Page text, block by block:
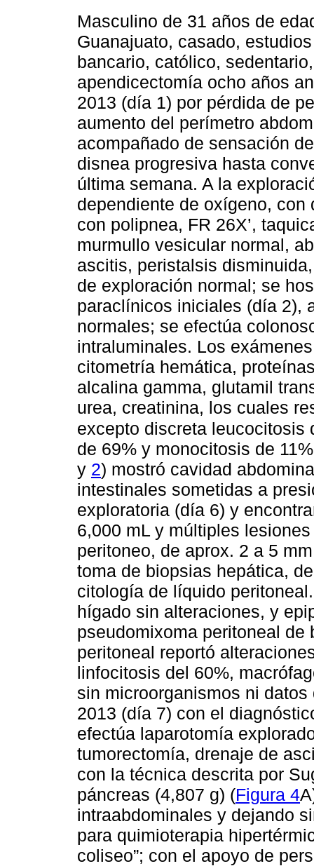
Masculino de 31 años de
Guanajuato, casado,
bancario, católico,
apendicectomía ocho años
2013 (día 1) por pérdida de
aumento del perímetro
acompañado de sensación
disnea progresiva hasta
última semana. A la
dependiente de oxígeno,
con polipnea, FR 26X’,
murmullo vesicular normal,
ascitis, peristalsis
de exploración normal; se
paraclínicos iniciales (día 2),
normales; se efectúa
intraluminales. Los
citometría hemática,
alcalina gamma, glutamil
urea, creatinina, los cuales
excepto discreta leucocitosis
de 69% y monocitosis de
y 2) mostró cavidad
intestinales sometidas a
exploratoria (día 6) y
6,000 mL y múltiples
peritoneo, de aprox. 2 a 5
toma de biopsias hepática,
citología de líquido
hígado sin alteraciones, y
pseudomixoma peritoneal
peritoneal reportó
linfocitosis del 60%,
sin microorganismos ni
2013 (día 7) con el
efectúa laparotomía
tumorectomía, drenaje de
con la técnica descrita por
páncreas (4,807 g) (Figura 4
intraabdominales y dejando
para quimioterapia
coliseo”; con el apoyo de